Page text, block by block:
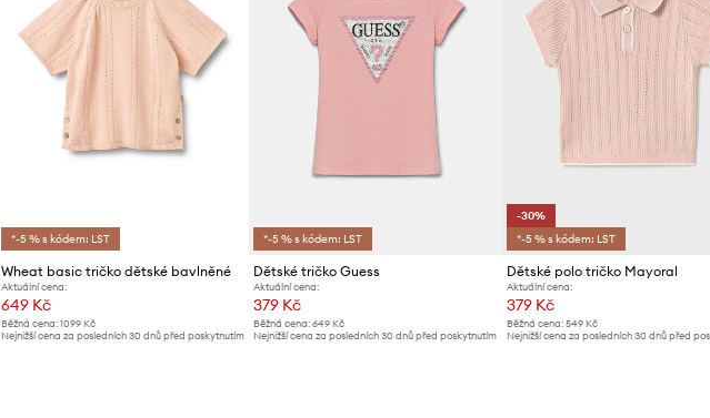
*-5 % s kódem: LST
Wheat basic tričko dětské bavlněné
Aktuální cena:
649 Kč
Běžná cena:1099 Kč
Nejnižší cena za posledních 30 dnů před poskytnutím
*-5 % s kódem: LST
Dětské tričko Guess
Aktuální cena:
379 Kč
Běžná cena: 649 Kč
Nejnižší cena za posledních 30 dnů před poskytnutím
-30%
*-5 % s kódem: LST
Dětské polo tričko Mayoral
Aktuální cena:
379 Kč
Běžná cena: 549 Kč
Nejnižší cena za posledních 30 dnů před